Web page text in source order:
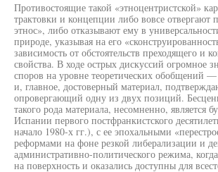
Противостоящие такой «этноцентристской»
трактовки и концепции либо вовсе отвергают
этнос», либо отказывают ему в
природе, указывая на его
зависимость от обстоятельств преходящего и
свойства. В ходе острых дискуссий огромное
споров на уровне теоретических обобщений
и, главное, достоверный материал,
опровергающий одну из двух позиций.
такого рода материала, несомненно, является
Испании первого постфранкистского
начало 1980-х гг.), с ее эпохальными
реформами на фоне резкой либерализации и
административно-политического режима,
на поверхность и оказались доступны для